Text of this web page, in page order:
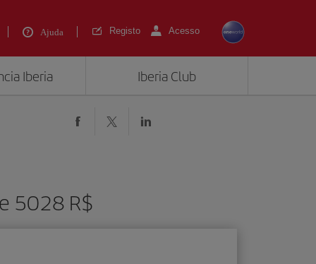
Ajuda Registo Acesso
Iberia Iberia Club
5028 R$